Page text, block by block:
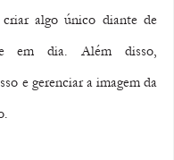
algo único diante de
em dia. Além disso,
e gerenciar a imagem da